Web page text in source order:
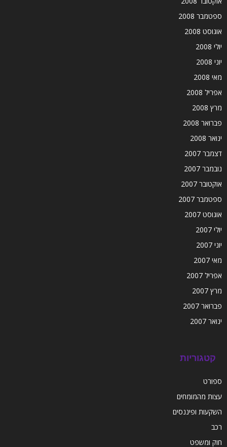
ספטמבר 2008
אוגוסט 2008
יולי 2008
יוני 2008
מאי 2008
אפריל 2008
מרץ 2008
פברואר 2008
ינואר 2008
דצמבר 2007
נובמבר 2007
אוקטובר 2007
ספטמבר 2007
אוגוסט 2007
יולי 2007
יוני 2007
מאי 2007
אפריל 2007
מרץ 2007
פברואר 2007
ינואר 2007
קטגוריות
ספורט
עצות מהמומחים
השקעות ופיננסים
רכב
חוק ומשפט